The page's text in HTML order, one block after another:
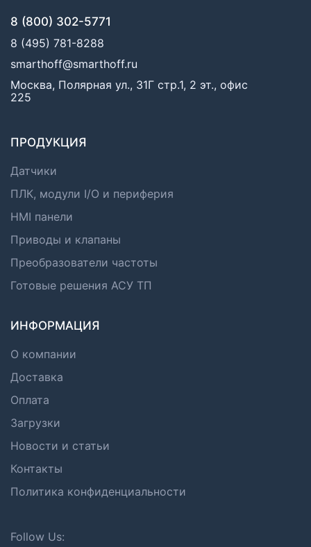
8 (800) 302-5771
8 (495) 781-8288
smarthoff@smarthoff.ru
Москва, Полярная ул., 31Г стр.1, 2 эт., офис
225
ПРОДУКЦИЯ
Датчики
ПЛК, модули I/O и периферия
HMI панели
Приводы и клапаны
Преобразователи частоты
Готовые решения АСУ ТП
ИНФОРМАЦИЯ
О компании
Доставка
Оплата
Загрузки
Новости и статьи
Контакты
Политика конфиденциальности
Follow Us: